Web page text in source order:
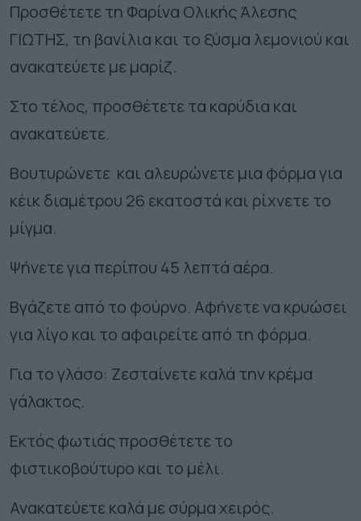
Προσθέτετε τη Φαρίνα Ολικής Άλεσης
ΓΙΩΤΗΣ, τη βανίλια και το ξύσμα λεμονιού και
ανακατεύετε με μαρίζ.
Στο τέλος, προσθέτετε τα καρύδια και
ανακατεύετε.
Βουτυρώνετε και αλευρώνετε μια φόρμα για
κέικ διαμέτρου 26 εκατοστά και ρίχνετε το
μίγμα.
Ψήνετε για περίπου 45 λεπτά αέρα.
Βγάζετε από το φούρνο. Αφήνετε να κρυώσει
για λίγο και το αφαιρείτε από τη φόρμα.
Για το γλάσο: Ζεσταίνετε καλά την κρέμα
γάλακτος.
Εκτός φωτιάς προσθέτετε το
φιστικοβούτυρο και το μέλι.
Ανακατεύετε καλά με σύρμα χειρός.